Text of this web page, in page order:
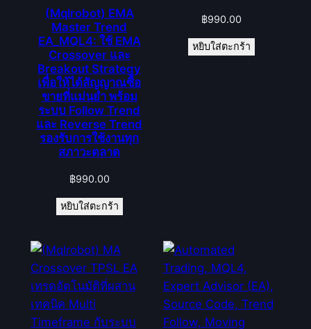
(Mqlrobot) EMA
Master Trend
EA_MQL4: ใช้ EMA
Crossover และ
Breakout Strategy
เพื่อให้ได้สัญญาณซื้อ
ขายที่แม่นยำ พร้อม
ระบบ Follow Trend
และ Reverse Trend
รองรับการใช้งานทุก
สภาวะตลาด
฿990.00
หยิบใส่ตะกร้า
฿990.00
หยิบใส่ตะกร้า